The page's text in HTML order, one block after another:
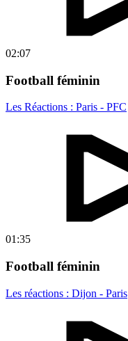
02:07
Football féminin
Les Réactions : Paris - PFC
01:35
Football féminin
Les réactions : Dijon - Paris